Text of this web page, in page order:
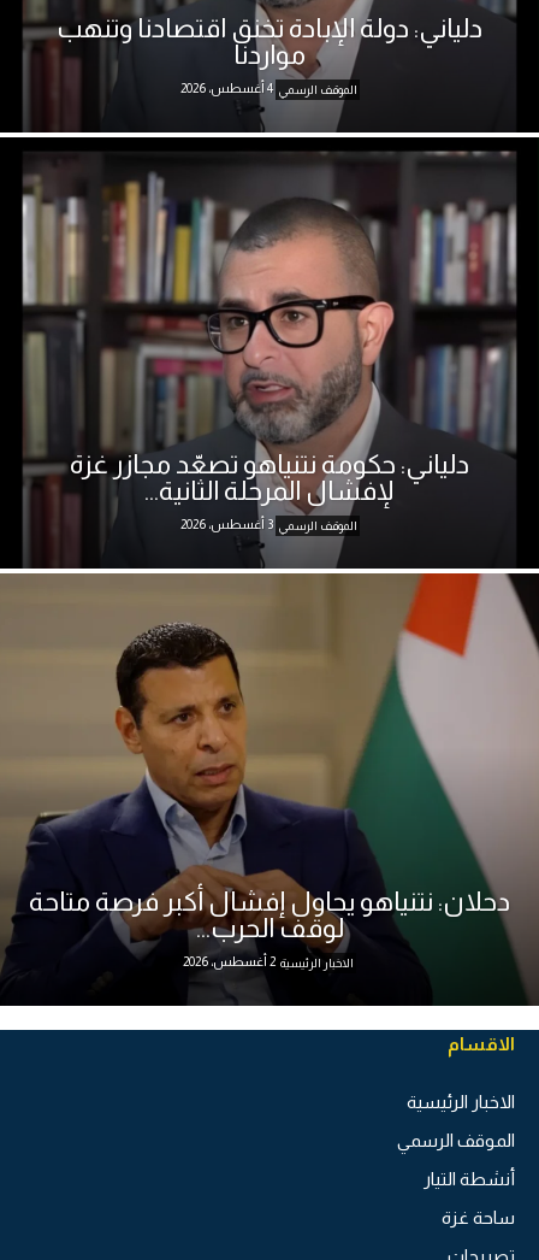
دلياني: دولة الإبادة تخنق اقتصادنا وتنهب
مواردنا
الموقف الرسمي 4 أغسطس، 2026
دلياني: حكومة نتنياهو تصعّد مجازر غزة
لإفشال المرحلة الثانية...
الموقف الرسمي 3 أغسطس، 2026
دحلان: نتنياهو يحاول إفشال أكبر فرصة متاحة
لوقف الحرب...
الاخبار الرئيسية 2 أغسطس، 2026
الاقسام
الاخبار الرئيسية
الموقف الرسمي
أنشطة التيار
ساحة غزة
تصريحات